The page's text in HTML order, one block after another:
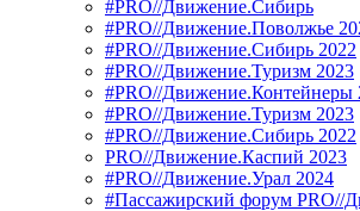
#PRO//Движение.Сибирь
#PRO//Движение.Поволжье
#PRO//Движение.Сибирь 2022
#PRO//Движение.Туризм 2023
#PRO//Движение.Контейнеры
#PRO//Движение.Туризм 2023
#PRO//Движение.Сибирь 2022
PRO//Движение.Каспий 2023
#PRO//Движение.Урал 2024
#Пассажирский форум PRO//